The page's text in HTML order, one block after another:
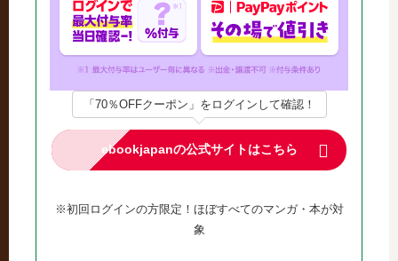
「70％OFFクーポン」をログインして確認！
ebookjapanの公式サイトはこちら
※初回ログインの方限定！ほぼすべてのマンガ・本が対
象